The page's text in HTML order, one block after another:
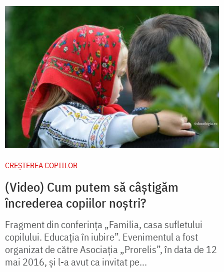
CREŞTEREA COPIILOR
(Video) Cum putem să câștigăm
încrederea copiilor noștri?
Fragment din conferința „Familia, casa sufletului
copilului. Educația în iubire”. Evenimentul a fost
organizat de către Asociația „Prorelis”, în data de 12
mai 2016, şi l-a avut ca invitat pe...